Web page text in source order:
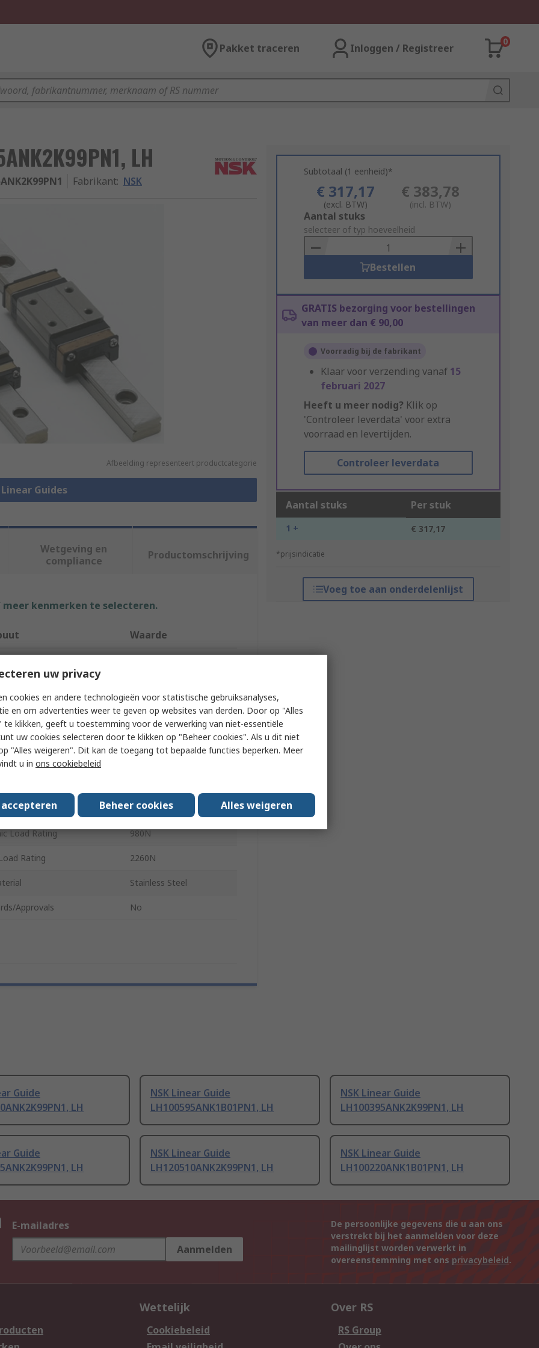
Pakket traceren Inloggen / Registreer
0
LH
Fabrikant: NSK
Afbeelding representeert productcategorie
Guides
Subtotaal (1 eenheid)*
€ 317,17
(excl. BTW)
€ 383,78
(incl. BTW)
Add
to
Basket
Aantal stuks
selecteer of typ hoeveelheid
Bestellen
GRATIS bezorging voor bestellingen
van meer dan € 90,00
Voorradig bij de fabrikant
Klaar voor verzending vanaf 15
februari 2027
Heeft u meer nodig? Klik op
'Controleer leverdata' voor extra
voorraad en levertijden.
Controleer leverdata
Aantal stuks Per stuk
1 + € 317,17
*prijsindicatie
Voeg toe aan onderdelenlijst
Wetgeving en
compliance
Productomschrijving
kenmerken te selecteren.
Waarde
375mm
8mm
Width 16mm
LH
Load Rating 980N
Rating 2260N
Stainless Steel
Approvals No
Guide
LH
NSK Linear Guide
LH100595ANK1B01PN1, LH
NSK Linear Guide
LH100395ANK2K99PN1, LH
Guide
LH
NSK Linear Guide
LH120510ANK2K99PN1, LH
NSK Linear Guide
LH100220ANK1B01PN1, LH
E-mailadres
Aanmelden
De persoonlijke gegevens die u aan ons
verstrekt bij het aanmelden voor deze
mailinglijst worden verwerkt in
overeenstemming met ons privacybeleid.
Wettelijk
Cookiebeleid
Over RS
RS Group
uw privacy
cookies en andere technologieën voor statistische gebruiksanalyses,
en om advertenties weer te geven op websites van derden. Door op "Alles
te klikken, geeft u toestemming voor de verwerking van niet-essentiële
uw cookies selecteren door te klikken op "Beheer cookies". Als u dit niet
"Alles weigeren". Dit kan de toegang tot bepaalde functies beperken. Meer
u in ons cookiebeleid
Beheer cookies Alles weigeren